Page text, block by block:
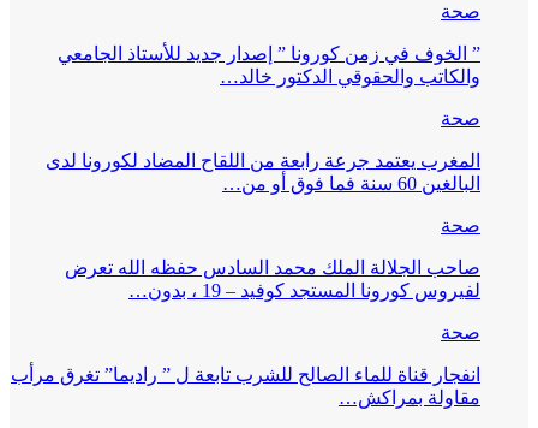
صحة
” الخوف في زمن كورونا ” إصدار جديد للأستاذ الجامعي
والكاتب والحقوقي الدكتور خالد…
صحة
المغرب يعتمد جرعة رابعة من اللقاح المضاد لكورونا لدى
البالغين 60 سنة فما فوق أو من…
صحة
صاحب الجلالة الملك محمد السادس حفظه الله تعرض
لفيروس كورونا المستجد كوفيد – 19 ، بدون…
صحة
انفجار قناة للماء الصالح للشرب تابعة ل ” راديما” تغرق مرأب
مقاولة بمراكش…